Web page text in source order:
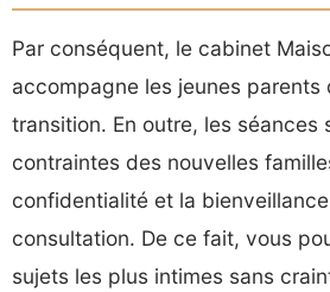
Par conséquent, le cabinet
accompagne les jeunes parents
transition. En outre, les séances
contraintes des nouvelles
confidentialité et la
consultation. De ce fait, vous
sujets les plus intimes sans